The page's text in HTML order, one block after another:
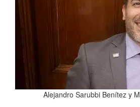
Alejandro Sarubbi Benítez y